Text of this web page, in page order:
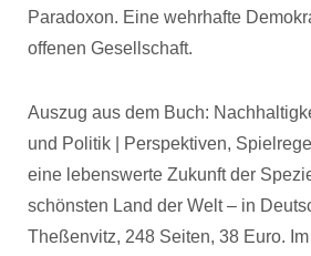
Paradoxon. Eine wehrhafte
offenen Gesellschaft.
Auszug aus dem Buch:
und Politik | Perspektiven,
eine lebenswerte Zukunft der
schönsten Land der Welt – in
Theßenvitz, 248 Seiten, 38 Euro.